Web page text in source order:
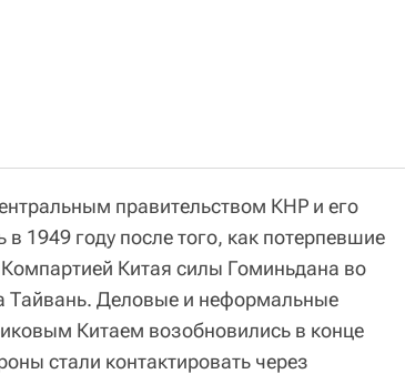
правительством КНР и его
1949 году после того, как потерпевшие
Китая силы Гоминьдана во
Тайвань. Деловые и неформальные
Китаем возобновились в конце
стали контактировать через